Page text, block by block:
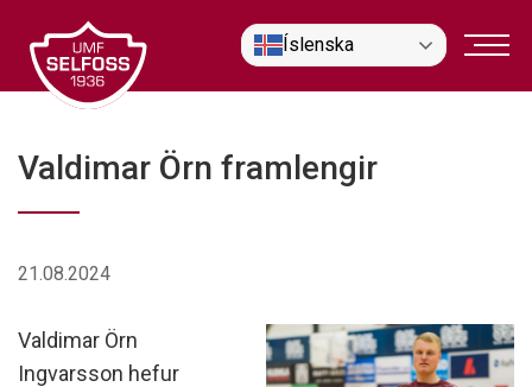
efni
Íslenska
Valdimar Örn framlengir
21.08.2024
Valdimar Örn
Ingvarsson hefur